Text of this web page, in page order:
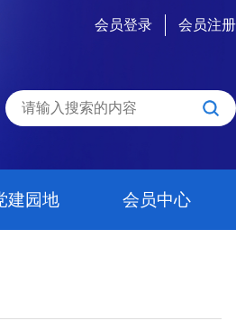
会员登录 会员注册
建园地 会员中心